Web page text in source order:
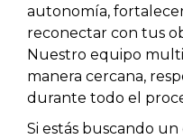
autonomía,
reconectar con tus
Nuestro equipo
manera cercana,
durante todo el
Si estás buscando